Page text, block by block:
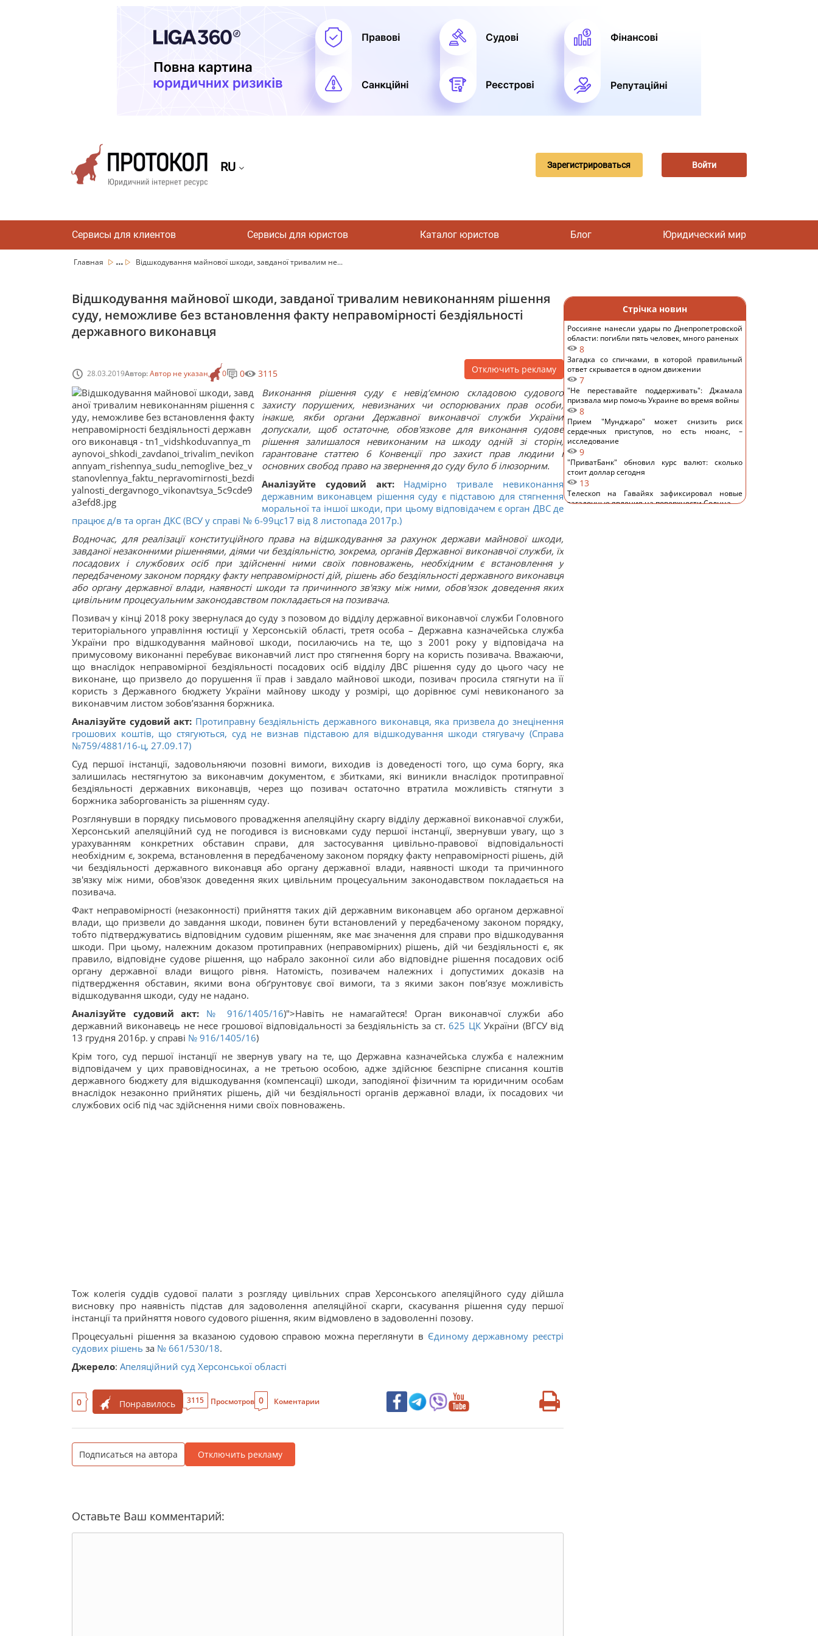
RU Зарегистрироваться Войти
Сервисы для клиентов Сервисы для юристов Каталог юристов Блог Юридический мир
Главная ... Відшкодування майнової шкоди, завданої тривалим не...
Відшкодування майнової шкоди, завданої тривалим невиконанням рішення
суду, неможливе без встановлення факту неправомірності бездіяльності
державного виконавця
28.03.2019Автор:Автор не указан 0 0 3115 Отключить рекламу
Виконання рішення суду є невід’ємною складовою судового
захисту порушених, невизнаних чи оспорюваних прав особи,
інакше, якби органи Державної виконавчої служби України
допускали, щоб остаточне, обов'язкове для виконання судове
рішення залишалося невиконаним на шкоду одній зі сторін,
гарантоване статтею 6 Конвенції про захист прав людини і
основних свобод право на звернення до суду було б ілюзорним.
Аналізуйте судовий акт: Надмірно тривале невиконання
державним виконавцем рішення суду є підставою для стягнення
моральної та іншої шкоди, при цьому відповідачем є орган ДВС де
працює д/в та орган ДКС (ВСУ у справі № 6-99цс17 від 8 листопада 2017р.)
Водночас, для реалізації конституційного права на відшкодування за рахунок держави майнової шкоди,
завданої незаконними рішеннями, діями чи бездіяльністю, зокрема, органів Державної виконавчої служби, їх
посадових і службових осіб при здійсненні ними своїх повноважень, необхідним є встановлення у
передбаченому законом порядку факту неправомірності дій, рішень або бездіяльності державного виконавця
або органу державної влади, наявності шкоди та причинного зв'язку між ними, обов'язок доведення яких
цивільним процесуальним законодавством покладається на позивача.
Позивач у кінці 2018 року звернулася до суду з позовом до відділу державної виконавчої служби Головного
територіального управління юстиції у Херсонській області, третя особа – Державна казначейська служба
України про відшкодування майнової шкоди, посилаючись на те, що з 2001 року у відповідача на
примусовому виконанні перебуває виконавчий лист про стягнення боргу на користь позивача. Вважаючи,
що внаслідок неправомірної бездіяльності посадових осіб відділу ДВС рішення суду до цього часу не
виконане, що призвело до порушення її прав і завдало майнової шкоди, позивач просила стягнути на її
користь з Державного бюджету України майнову шкоду у розмірі, що дорівнює сумі невиконаного за
виконавчим листом зобов’язання боржника.
Аналізуйте судовий акт: Протиправну бездіяльність державного виконавця, яка призвела до знецінення
грошових коштів, що стягуються, суд не визнав підставою для відшкодування шкоди стягувачу (Справа
№759/4881/16-ц, 27.09.17)
Суд першої інстанції, задовольняючи позовні вимоги, виходив із доведеності того, що сума боргу, яка
залишилась нестягнутою за виконавчим документом, є збитками, які виникли внаслідок протиправної
бездіяльності державних виконавців, через що позивач остаточно втратила можливість стягнути з
боржника заборгованість за рішенням суду.
Розглянувши в порядку письмового провадження апеляційну скаргу відділу державної виконавчої служби,
Херсонський апеляційний суд не погодився із висновками суду першої інстанції, звернувши увагу, що з
урахуванням конкретних обставин справи, для застосування цивільно-правової відповідальності
необхідним є, зокрема, встановлення в передбаченому законом порядку факту неправомірності рішень, дій
чи бездіяльності державного виконавця або органу державної влади, наявності шкоди та причинного
зв'язку між ними, обов'язок доведення яких цивільним процесуальним законодавством покладається на
позивача.
Факт неправомірності (незаконності) прийняття таких дій державним виконавцем або органом державної
влади, що призвели до завдання шкоди, повинен бути встановлений у передбаченому законом порядку,
тобто підтверджуватись відповідним судовим рішенням, яке має значення для справи про відшкодування
шкоди. При цьому, належним доказом протиправних (неправомірних) рішень, дій чи бездіяльності є, як
правило, відповідне судове рішення, що набрало законної сили або відповідне рішення посадових осіб
органу державної влади вищого рівня. Натомість, позивачем належних і допустимих доказів на
підтвердження обставин, якими вона обґрунтовує свої вимоги, та з якими закон пов’язує можливість
відшкодування шкоди, суду не надано.
Аналізуйте судовий акт:
№ 916/1405/16)">Навіть не намагайтеся! Орган виконавчої служби або
державний виконавець не несе грошової відповідальності за бездіяльність за ст. 625 ЦКУкраїни (ВГСУ від
13 грудня 2016р. у справі № 916/1405/16)
Крім того, суд першої інстанції не звернув увагу на те, що Державна казначейська служба є належним
відповідачем у цих правовідносинах, а не третьою особою, адже здійснює безспірне списання коштів
державного бюджету для відшкодування (компенсації) шкоди, заподіяної фізичним та юридичним особам
внаслідок незаконно прийнятих рішень, дій чи бездіяльності органів державної влади, їх посадових чи
службових осіб під час здійснення ними своїх повноважень.
Тож колегія суддів судової палати з розгляду цивільних справ Херсонського апеляційного суду дійшла
висновку про наявність підстав для задоволення апеляційної скарги, скасування рішення суду першої
інстанції та прийняття нового судового рішення, яким відмовлено в задоволенні позову.
Процесуальні рішення за вказаною судовою справою можна переглянути в Єдиному державному реєстрі
судових рішень за № 661/530/18.
Джерело: Апеляційний суд Херсонської області
0 Понравилось 3115 Просмотров 0 Коментарии
Подписаться на автора Отключить рекламу
Оставьте Ваш комментарий:
Стрічка новин
Россияне нанесли удары по Днепропетровской
области: погибли пять человек, много раненых
8
Загадка со спичками, в которой правильный
ответ скрывается в одном движении
7
"Не переставайте поддерживать": Джамала
призвала мир помочь Украине во время войны
8
Прием "Мунджаро" может снизить риск
сердечных приступов, но есть нюанс, –
исследование
9
"ПриватБанк" обновил курс валют: сколько
стоит доллар сегодня
13
Телескоп на Гавайях зафиксировал новые
загадочные явления на поверхности Солнца